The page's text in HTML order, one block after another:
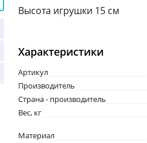
Высота игрушки 15 см
Характеристики
Артикул
Производитель
Страна - производитель
Вес, кг
Материал